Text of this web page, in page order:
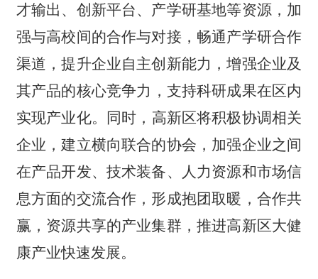
才输出、创新平台、产学研基地等资源，加
强与高校间的合作与对接，畅通产学研合作
渠道，提升企业自主创新能力，增强企业及
其产品的核心竞争力 ，支持科研成果在区内
实现产业化。
同时，高新区将积极协调相关
企业，建立横向联合的协会，加强企业之间
在产品开发、技术装备、人力资源和市场信
息方面的交流合作，形成抱团取暖，合作共
赢，资源共享的产业集群，推进高新区大健
康产业快速发展。